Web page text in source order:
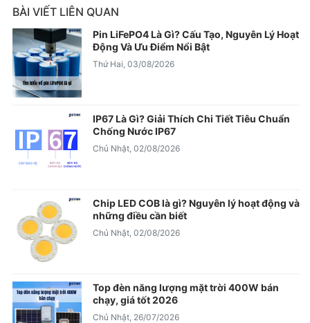
BÀI VIẾT LIÊN QUAN
Pin LiFePO4 Là Gì? Cấu Tạo, Nguyên Lý Hoạt
Động Và Ưu Điểm Nổi Bật
Thứ Hai, 03/08/2026
IP67 Là Gì? Giải Thích Chi Tiết Tiêu Chuẩn
Chống Nước IP67
Chủ Nhật, 02/08/2026
Chip LED COB là gì? Nguyên lý hoạt động và
những điều cần biết
Chủ Nhật, 02/08/2026
Top đèn năng lượng mặt trời 400W bán
chạy, giá tốt 2026
Chủ Nhật, 26/07/2026